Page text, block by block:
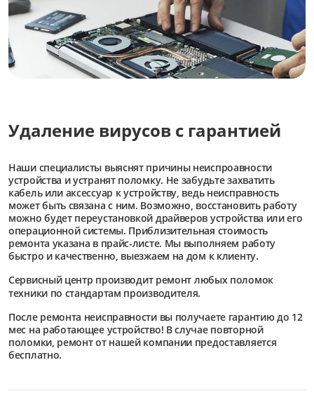
Удаление вирусов с гарантией
Наши специалисты выяснят причины неиспроавности
устройства и устранят поломку. Не забудьте захватить
кабель или аксессуар к устройству, ведь неисправность
может быть связана с ним. Возможно, восстановить работу
можно будет переустановкой драйверов устройства или его
операционной системы. Приблизительная стоимость
ремонта указана в прайс-листе. Мы выполняем работу
быстро и качественно, выезжаем на дом к клиенту.
Сервисный центр производит ремонт любых поломок
техники по стандартам производителя.
После ремонта неисправности вы получаете гарантию до 12
мес на работающее устройство! В случае повторной
поломки, ремонт от нашей компании предоставляется
бесплатно.